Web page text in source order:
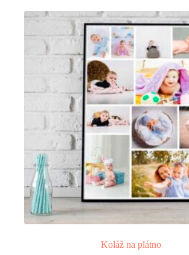
variantov.
Možnosti
si
môžete
vybrať
na
stránke
produktu.
Koláž na plátno